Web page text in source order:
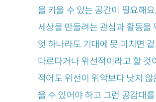
을 키울 수 있는 공간이 필요해
세상을 만들려는 관심과 활동을
엇 하나라도 기대에 못 미치면 겉
다르다거나 위선적이라고 할 것
적어도 위선이 위악보다 낫지 않
을 수 있어야 하고 그런 공감대